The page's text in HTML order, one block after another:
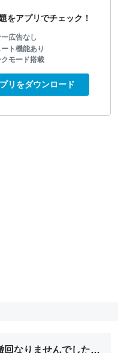
をアプリでチェック！
広告なし
ート機能あり
クモード搭載
リをダウンロード
回なりませんでした…